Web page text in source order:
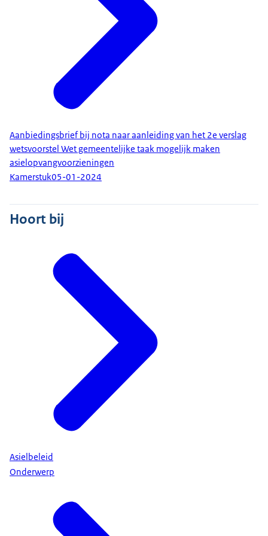
Aanbiedingsbrief bij nota naar aanleiding van het 2e verslag
wetsvoorstel Wet gemeentelijke taak mogelijk maken
asielopvangvoorzieningen
Kamerstuk05-01-2024
Hoort bij
Asielbeleid
Onderwerp